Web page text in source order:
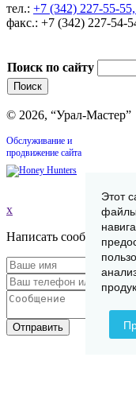
тел.: +7 (342) 227-55-
факс.: +7 (342) 227-54-
Поиск по сайту
© 2026, “Урал-Мастер”
Обслуживание и
продвижение сайта
x
Написать сообщение
Отправить
Этот